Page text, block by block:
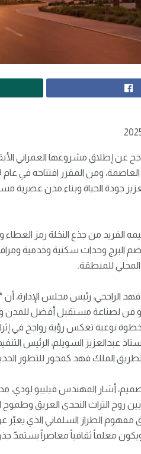
2030 لتعزيز جودة الحياة وبناء
الفريد من جذع النخلة رمز العطاء
البرج وحدات سكنية وخدمية
للمنطقة.
الراجحي، رئيس مجلس الإدارة،
فن لصناعة مستقبل أفضل للمدن
نوعية تعكس رؤية رواجح في
عبدالعزيز السويلم، الرئيس
الملك فهد كمحور للتطور
روح التراث النجدي العريق
مفهوم الطراز السلماني الذي يعبّر
معلماً ثقافياً معاصراً يستمدّ